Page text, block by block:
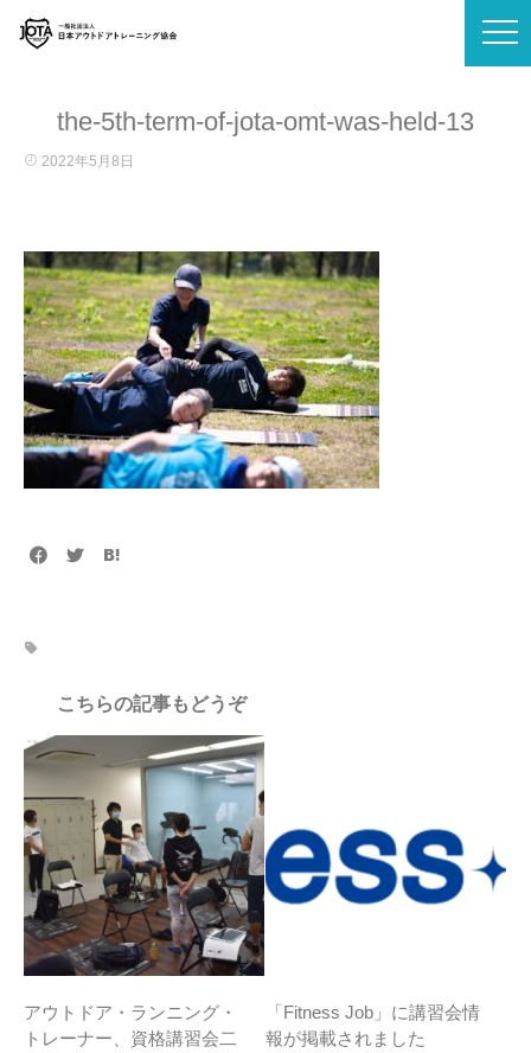
the-5th-term-of-jota-omt-was-held-13
2022年5月8日
こちらの記事もどうぞ
アウトドア・ランニング・
トレーナー、資格講習会二
「Fitness Job」に講習会情
報が掲載されました